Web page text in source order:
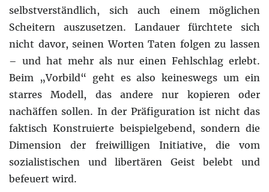
selbstverständlich, sich auch einem möglichen
Scheitern auszusetzen. Landauer fürchtete sich
nicht davor, seinen Worten Taten folgen zu lassen
– und hat mehr als nur einen Fehlschlag erlebt.
Beim „Vorbild“ geht es also keineswegs um ein
starres Modell, das andere nur kopieren oder
nachäffen sollen. In der Präfiguration ist nicht das
faktisch Konstruierte beispielgebend, sondern die
Dimension der freiwilligen Initiative, die vom
sozialistischen und libertären Geist belebt und
befeuert wird.